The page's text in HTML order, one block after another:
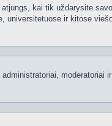
kai tik uždarysite
universitetuose ir kitose
moderatoriai